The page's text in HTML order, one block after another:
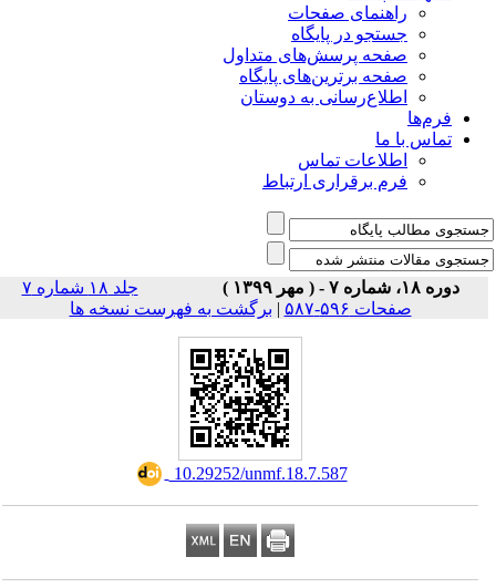
راهنمای صفحات
جستجو در پایگاه
صفحه پرسش‌های متداول
صفحه برترین‌های پایگاه
اطلاع‌رسانی به دوستان
فرم‌ها
تماس با ما
اطلاعات تماس
فرم برقراری ارتباط
دوره ۱۸، شماره ۷ - ( مهر ۱۳۹۹ )
جلد ۱۸ شماره ۷
صفحات ۵۹۶-۵۸۷
|برگشت به فهرست نسخه ها
‎ 10.29252/unmf.18.7.587